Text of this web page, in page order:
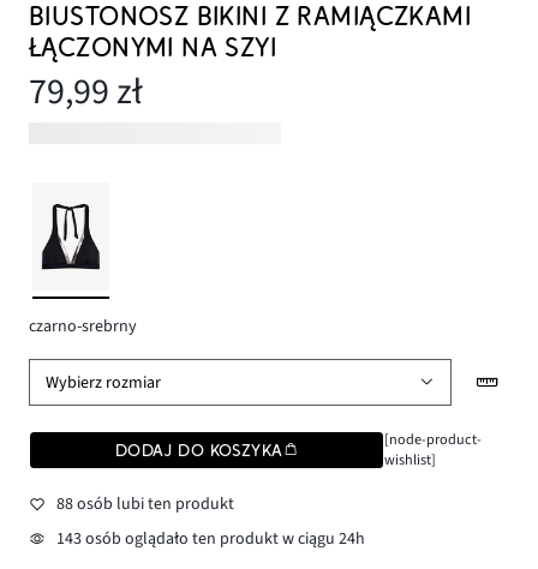
BIUSTONOSZ BIKINI Z RAMIĄCZKAMI
ŁĄCZONYMI NA SZYI
79,99 zł
czarno-srebrny
Wybierz rozmiar
DODAJ DO KOSZYKA
[node-product-
wishlist]
88 osób lubi ten produkt
143 osób oglądało ten produkt w ciągu 24h